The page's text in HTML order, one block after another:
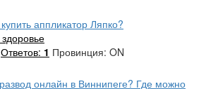
аппликатор Ляпко?
Ответов: 1 Провинция: ON
онлайн в Виннипеге? Где можно